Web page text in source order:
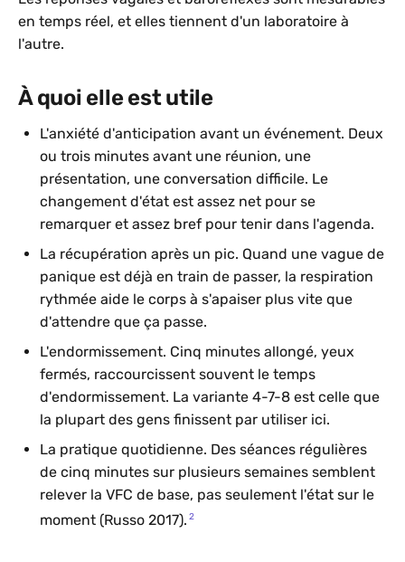
en temps réel, et elles tiennent d'un laboratoire à
l'autre.
À quoi elle est utile
L'anxiété d'anticipation avant un événement. Deux
ou trois minutes avant une réunion, une
présentation, une conversation difficile. Le
changement d'état est assez net pour se
remarquer et assez bref pour tenir dans l'agenda.
La récupération après un pic. Quand une vague de
panique est déjà en train de passer, la respiration
rythmée aide le corps à s'apaiser plus vite que
d'attendre que ça passe.
L'endormissement. Cinq minutes allongé, yeux
fermés, raccourcissent souvent le temps
d'endormissement. La variante 4-7-8 est celle que
la plupart des gens finissent par utiliser ici.
La pratique quotidienne. Des séances régulières
de cinq minutes sur plusieurs semaines semblent
relever la VFC de base, pas seulement l'état sur le
moment (Russo 2017). 2